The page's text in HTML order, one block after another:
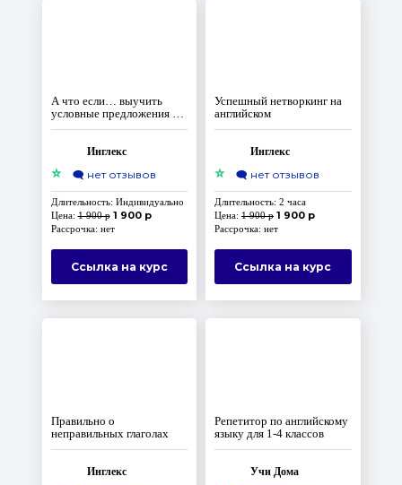
А что если… выучить
условные предложения за
3 занятия?
Инглекс
⭐ 🗨️ нет отзывов
Длительность: Индивидуально
Цена:1 900 р 1 900 р
Рассрочка: нет
Ссылка на курс
Успешный нетворкинг на
английском
Инглекс
⭐ 🗨️ нет отзывов
Длительность: 2 часа
Цена: 1 900 р 1 900 р
Рассрочка: нет
Ссылка на курс
Правильно о
неправильных глаголах
Инглекс
Репетитор по английскому
языку для 1-4 классов
Учи Дома